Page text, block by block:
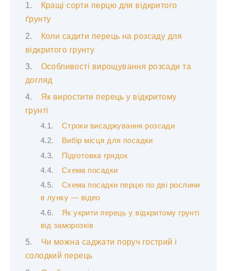
Кращі сорти перцю для відкритого
ґрунту
Коли садити перець на розсаду для
відкритого грунту
Особливості вирощування розсади та
догляд
Як виростити перець у відкритому
грунті
Строки висаджування розсади
Вибір місця для посадки
Підготовка грядок
Схема посадки
Схема посадки перцю по дві рослини
в лунку — відео
Як укрити перець у відкритому грунті
від заморозків
Чи можна саджати поруч гострий і
солодкий перець